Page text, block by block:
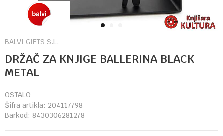
1
BALVI GIFTS S.L.
DRŽAČ ZA KNJIGE BALLERINA BLACK
METAL
OSTALO
Šifra artikla: 204117798
Barkod: 8430306281278